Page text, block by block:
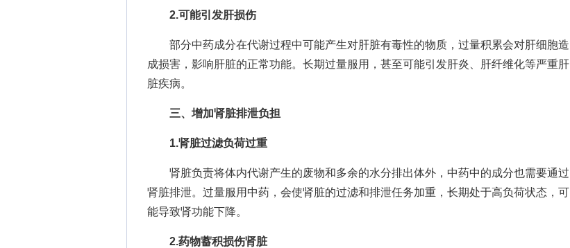
2.可能引发肝损伤
部分中药成分在代谢过程中可能产生对肝脏有毒性的物质，过量积累会对肝细胞造
成损害，影响肝脏的正常功能。长期过量服用，甚至可能引发肝炎、肝纤维化等严重肝
脏疾病。
三、增加肾脏排泄负担
1.肾脏过滤负荷过重
肾脏负责将体内代谢产生的废物和多余的水分排出体外，中药中的成分也需要通过
肾脏排泄。过量服用中药，会使肾脏的过滤和排泄任务加重，长期处于高负荷状态，可
能导致肾功能下降。
2.药物蓄积损伤肾脏